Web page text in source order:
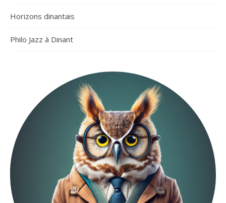
Horizons dinantais
Philo Jazz à Dinant